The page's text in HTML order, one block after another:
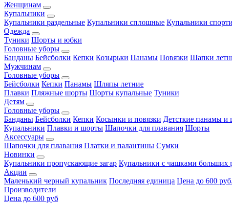
Женщинам
Купальники
Купальники раздельные Купальники сплошные Купальники
Одежда
Туники Шорты и юбки
Головные уборы
Банданы Бейсболки Кепки Козырьки Панамы Повязки Шапки
Мужчинам
Головные уборы
Бейсболки Кепки Панамы Шляпы летние
Плавки Пляжные шорты Шорты купальные Туники
Детям
Головные уборы
Банданы Бейсболки Кепки Косынки и повязки Детсткие панамы и
Купальники Плавки и шорты Шапочки для плавания Шорты
Аксессуары
Шапочки для плавания Платки и палантины Сумки
Новинки
Купальники пропускающие загар Купальники с чашками больших
Акции
Маленький черный купальник Последняя единица Цена до 600 руб.
Производители
Цена до 600 руб